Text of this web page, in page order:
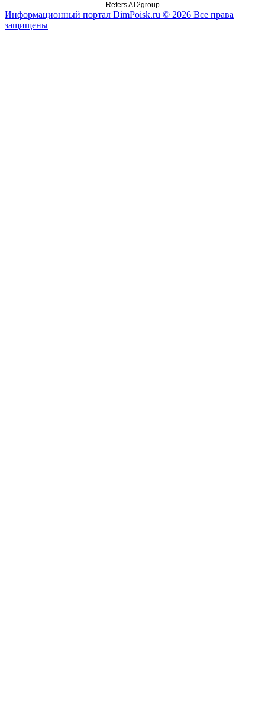
Refers AT2group
Информационный портал DimPoisk.ru © 2026 Все права
защищены